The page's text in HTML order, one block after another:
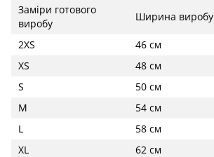
Заміри готового
виробу
Ширина виробу
2XS
46 см
XS
48 см
S
50 см
M
54 см
L
58 см
XL
62 см